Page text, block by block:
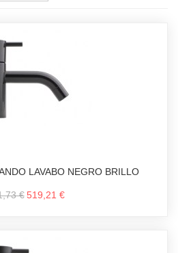
LAVABO NEGRO BRILLO
€ 519,21 €